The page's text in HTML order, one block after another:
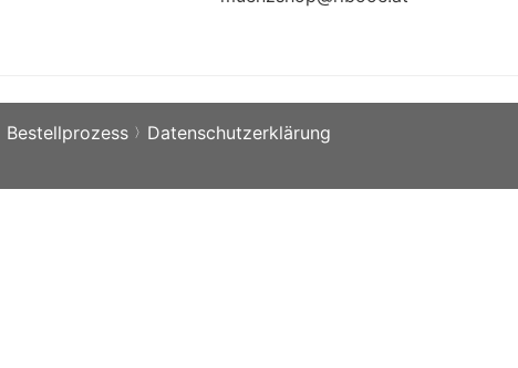
Bestellprozess
Datenschutzerklärung